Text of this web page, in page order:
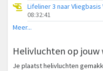
Lifeliner 3 naar Vliegbasis
08:32:41
Meer...
Helivluchten op jouw
Je plaatst helivluchten